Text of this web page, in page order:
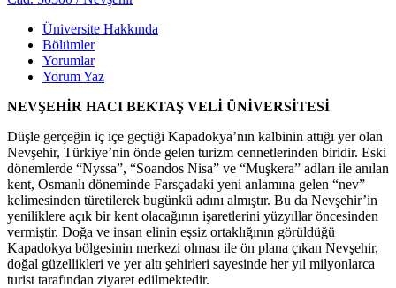
Üniversite Hakkında
Bölümler
Yorumlar
Yorum Yaz
NEVŞEHİR HACI BEKTAŞ VELİ ÜNİVERSİTESİ
Düşle gerçeğin iç içe geçtiği Kapadokya’nın kalbinin attığı yer olan
Nevşehir, Türkiye’nin önde gelen turizm cennetlerinden biridir. Eski
dönemlerde “Nyssa”, “Soandos Nisa” ve “Muşkera” adları ile anılan
kent, Osmanlı döneminde Farsçadaki yeni anlamına gelen “nev”
kelimesinden türetilerek bugünkü adını almıştır. Bu da Nevşehir’in
yeniliklere açık bir kent olacağının işaretlerini yüzyıllar öncesinden
vermiştir. Doğa ve insan elinin eşsiz ortaklığının görüldüğü
Kapadokya bölgesinin merkezi olması ile ön plana çıkan Nevşehir,
doğal güzellikleri ve yer altı şehirleri sayesinde her yıl milyonlarca
turist tarafından ziyaret edilmektedir.